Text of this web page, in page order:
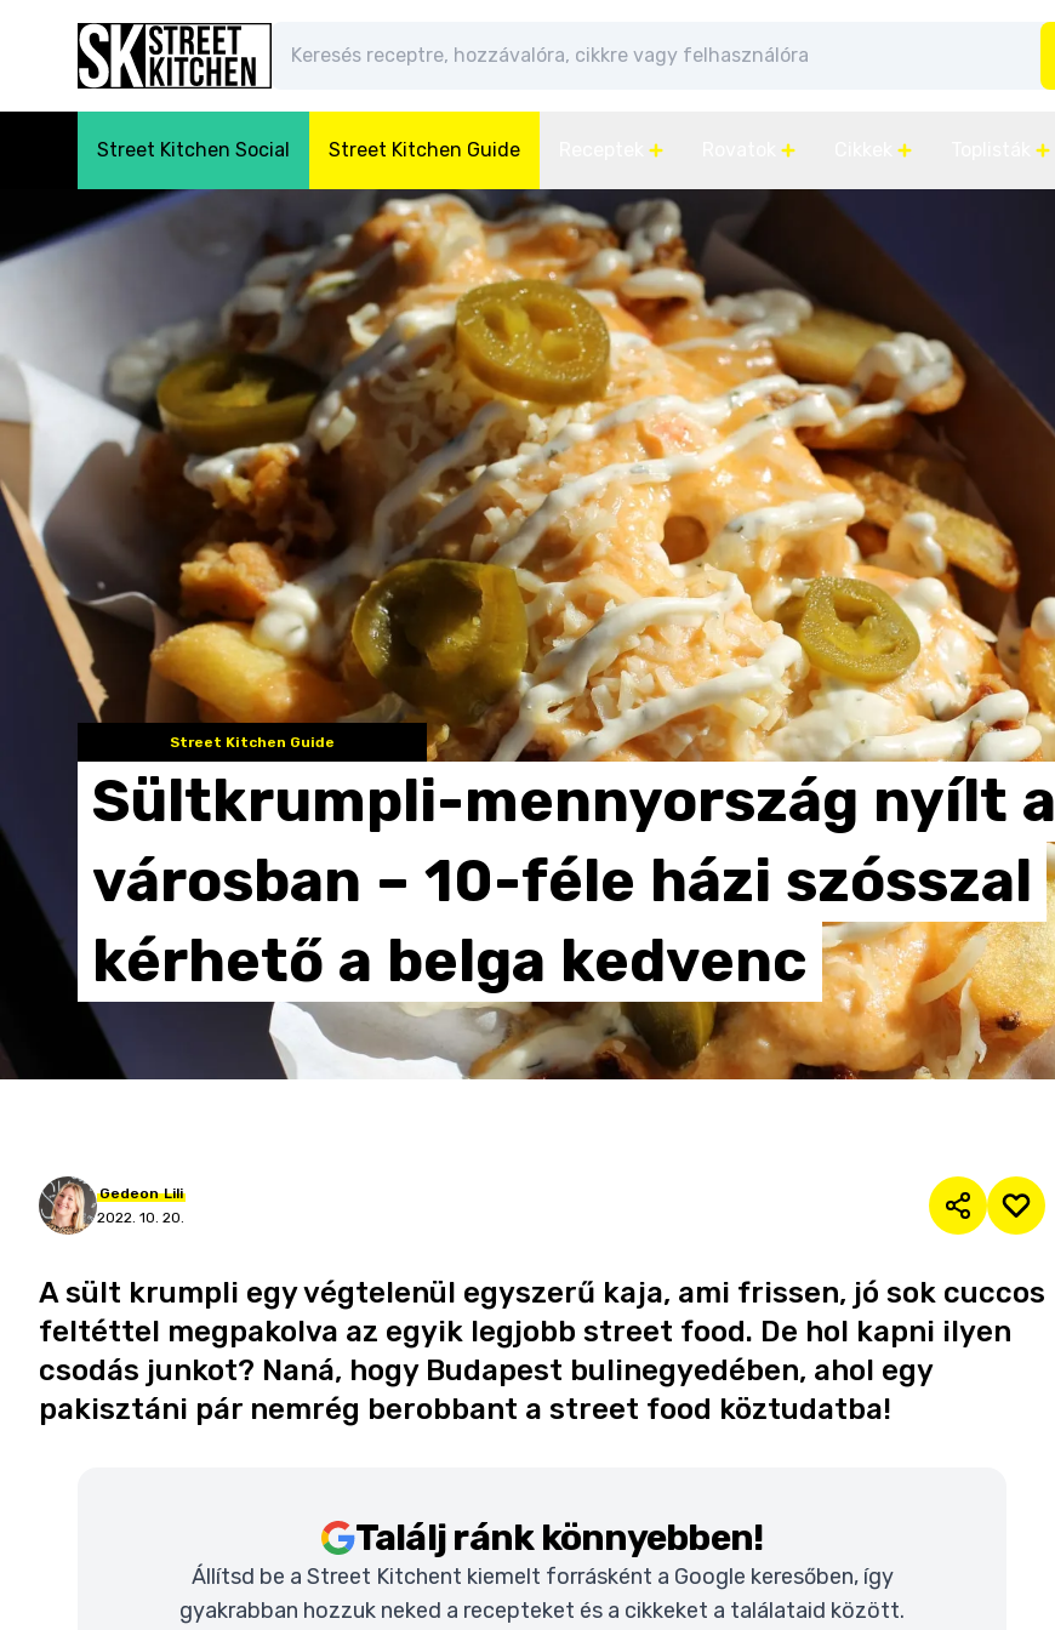
Street Kitchen Social Street Kitchen Guide
Street Kitchen Guide
Sültkrumpli-mennyország nyílt a
városban – 10-féle házi szósszal
kérhető a belga kedvenc
Gedeon Lili
2022. 10. 20.
A sült krumpli egy végtelenül egyszerű kaja, ami frissen, jó sok cuccos
feltéttel megpakolva az egyik legjobb street food. De hol kapni ilyen
csodás junkot? Naná, hogy Budapest bulinegyedében, ahol egy
pakisztáni pár nemrég berobbant a street food köztudatba!
Találj ránk könnyebben!
Állítsd be a Street Kitchent kiemelt forrásként a Google keresőben, így
gyakrabban hozzuk neked a recepteket és a cikkeket a találataid között.